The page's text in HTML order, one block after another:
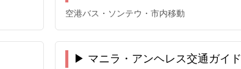
空港バス・ソンテウ・市内移動
▶ マニラ・アンヘレス交通ガイド